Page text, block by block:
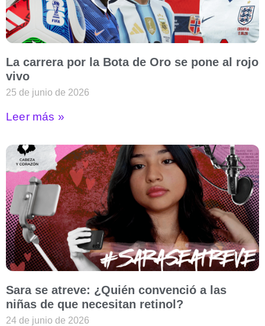
La carrera por la Bota de Oro se pone al rojo
vivo
25 de junio de 2026
Leer más »
Sara se atreve: ¿Quién convenció a las
niñas de que necesitan retinol?
24 de junio de 2026